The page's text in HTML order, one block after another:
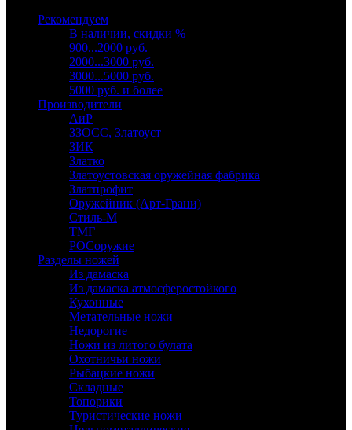
Рекомендуем
В наличии, скидки %
900...2000 руб.
2000...3000 руб.
3000...5000 руб.
5000 руб. и более
Производители
АиР
ЗЗОСС, Златоуст
ЗИК
Златко
Златоустовская оружейная фабрика
Златпрофит
Оружейник (Арт-Грани)
Стиль-М
ТМГ
РОСоружие
Разделы ножей
Из дамаска
Из дамаска атмосферостойкого
Кухонные
Метательные ножи
Недорогие
Ножи из литого булата
Охотничьи ножи
Рыбацкие ножи
Складные
Топорики
Туристические ножи